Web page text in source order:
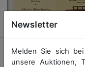
Verkaufsprospekt /
Newsletter
Melden Sie sich
unsere Auktionen,